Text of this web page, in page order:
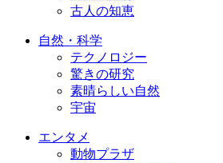
古人の知恵
自然・科学
テクノロジー
驚きの研究
素晴らしい自然
宇宙
エンタメ
動物プラザ